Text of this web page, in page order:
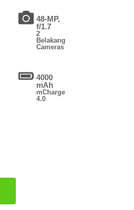
48-MP,
f/1.7
2
Belakang
Cameras
4000
mAh
mCharge
4.0